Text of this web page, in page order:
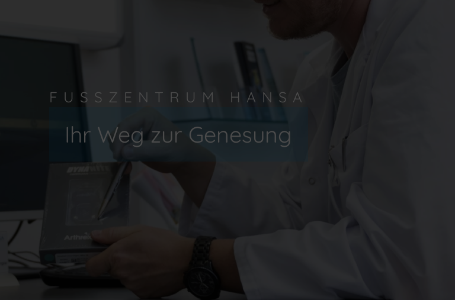
FUSSZENTRUM HANSA
Ihr Weg zur Genesung